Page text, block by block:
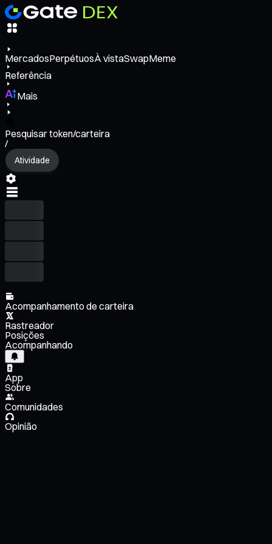
MercadosPerpétuosÀ vistaSwapMeme
Referência
Mais
Pesquisar token/carteira
/
Atividade
Acompanhamento de carteira
Rastreador
Posições
Acompanhando
App
Sobre
Comunidades
Opinião